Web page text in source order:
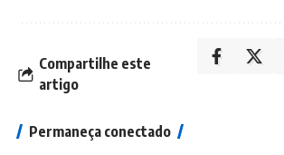
Compartilhe este
artigo
Permaneça conectado